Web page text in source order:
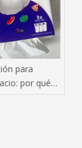
para
por qué